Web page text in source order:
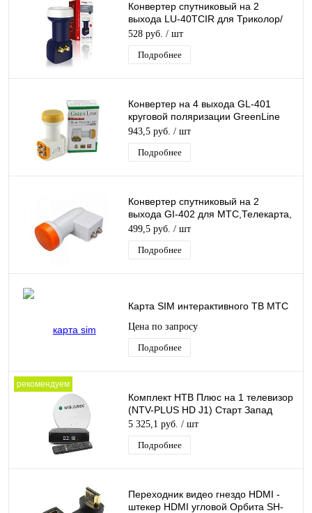
Конвертер спутниковый на 2
выхода LU-40TCIR для Триколор/
НТВ-Плюс круговой поляризации
Lumax
528 руб. / шт
Подробнее
Конвертер на 4 выхода GL-401
круговой поляризации GreenLine
QUAD К+ 4 дляТриколор/НТВ-Плюс
943,5 руб. / шт
Подробнее
Конвертер спутниковый на 2
выхода GI-402 для МТС,Телекарта,
линейной поляризации Galaxy
Innovations
499,5 руб. / шт
Подробнее
Карта SIM интерактивного ТВ МТС
Цена по запросу
Подробнее
рекомендуем
Комплект НТВ Плюс на 1 телевизор
(NTV-PLUS HD J1) Старт Запад
5 325,1 руб. / шт
Подробнее
Переходник видео гнездо HDMI -
штекер HDMI угловой Орбита SH-